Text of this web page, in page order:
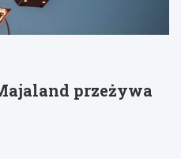
przeżywa